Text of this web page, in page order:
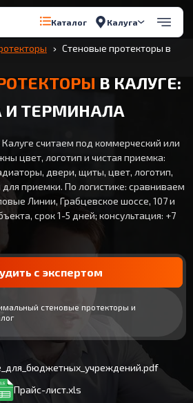
Каталог Калуга
Стеновые протекторы в
В КАЛУГЕ:
И ТЕРМИНАЛА
Калуге считаем под коммерческий или
цвет, логотип и чистая приемка:
двери, щиты, цвет, логотип,
приемки. По логистике: сравниваем
Линии, Грабцевское шоссе, 107 и
срок 1-5 дней; консультация: +7
с экспертом
стеновые протекторы и
Прайс-лист.xls